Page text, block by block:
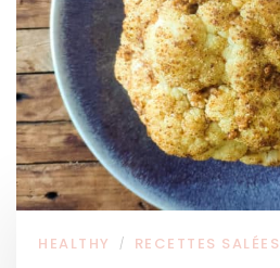
HEALTHY / RECETTES SALÉES